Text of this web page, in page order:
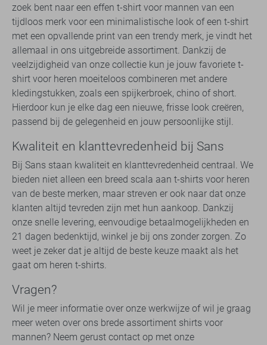
zoek bent naar een effen t-shirt voor mannen van een
tijdloos merk voor een minimalistische look of een t-shirt
met een opvallende print van een trendy merk, je vindt het
allemaal in ons uitgebreide assortiment. Dankzij de
veelzijdigheid van onze collectie kun je jouw favoriete t-
shirt voor heren moeiteloos combineren met andere
kledingstukken, zoals een spijkerbroek, chino of short.
Hierdoor kun je elke dag een nieuwe, frisse look creëren,
passend bij de gelegenheid en jouw persoonlijke stijl.
Kwaliteit en klanttevredenheid bij Sans
Bij Sans staan kwaliteit en klanttevredenheid centraal. We
bieden niet alleen een breed scala aan t-shirts voor heren
van de beste merken, maar streven er ook naar dat onze
klanten altijd tevreden zijn met hun aankoop. Dankzij
onze snelle levering, eenvoudige betaalmogelijkheden en
21 dagen bedenktijd, winkel je bij ons zonder zorgen. Zo
weet je zeker dat je altijd de beste keuze maakt als het
gaat om heren t-shirts.
Vragen?
Wil je meer informatie over onze werkwijze of wil je graag
meer weten over ons brede assortiment shirts voor
mannen? Neem gerust contact op met onze